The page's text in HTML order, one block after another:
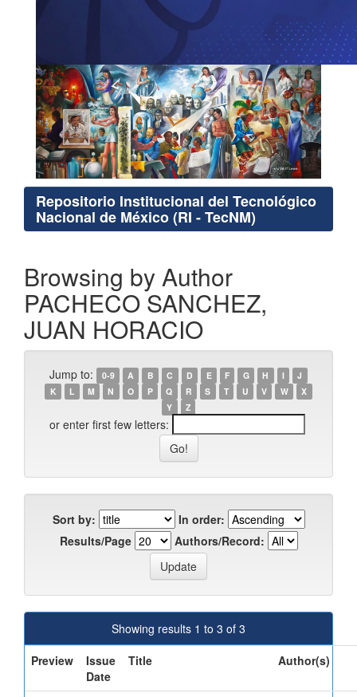
Repositorio Institucional del Tecnológico
Nacional de México (RI - TecNM)
Browsing by Author
PACHECO SANCHEZ,
JUAN HORACIO
Jump to: 0-9 A B C D E F G H I
J
K
L M N O P Q R S T U V W
X
Y
Z
or enter first few letters:
Sort by:
In order:
Results/Page
Authors/Record:
Showing results 1 to 3 of 3
Preview
Issue
Date
Title Author(s)